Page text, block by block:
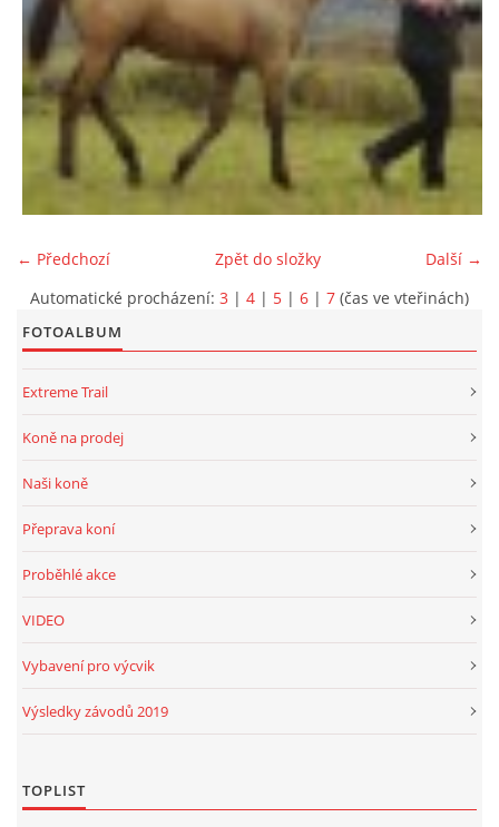
← Předchozí Další →
Zpět do složky
Automatické procházení: 3 | 4 | 5 | 6 | 7 (čas ve vteřinách)
FOTOALBUM
Extreme Trail
Koně na prodej
Naši koně
Přeprava koní
Proběhlé akce
VIDEO
Vybavení pro výcvik
Výsledky závodů 2019
TOPLIST